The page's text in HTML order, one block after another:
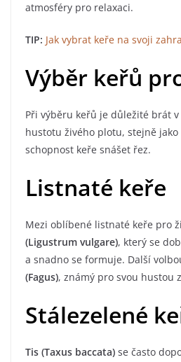
atmosféry pro relaxaci.
TIP: Jak vybrat keře na svoji
Výběr keřů
Při výběru keřů je důležité brát
hustotu živého plotu, stejně
schopnost keře snášet řez.
Listnaté keře
Mezi oblíbené listnaté keře pro
(Ligustrum vulgare), který se
a snadno se formuje. Další
(Fagus), známý pro svou hustou
Stálezelené
Tis (Taxus baccata) se často